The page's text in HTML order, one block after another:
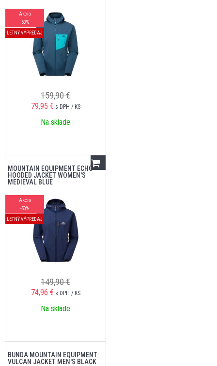
Akcia
-50%
LETNÝ VÝPREDAJ
159,90 €
79,95 € s DPH / KS
Na sklade
MOUNTAIN EQUIPMENT ECHO
HOODED JACKET WOMEN'S
MEDIEVAL BLUE
Akcia
-50%
LETNÝ VÝPREDAJ
149,90 €
74,96 € s DPH / KS
Na sklade
BUNDA MOUNTAIN EQUIPMENT
VULCAN JACKET MEN'S BLACK